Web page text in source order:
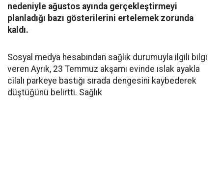
nedeniyle ağustos ayında gerçekleştirmeyi
planladığı bazı gösterilerini ertelemek zorunda
kaldı.
Sosyal medya hesabından sağlık durumuyla ilgili bilgi
veren Ayrık, 23 Temmuz akşamı evinde ıslak ayakla
cilalı parkeye bastığı sırada dengesini kaybederek
düştüğünü belirtti. Sağlık